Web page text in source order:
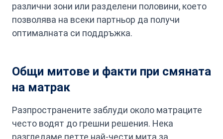
различни зони или разделени половини, което
позволява на всеки партньор да получи
оптималната си поддръжка.
Общи митове и факти при смяната
на матрак
Разпространените заблуди около матраците
често водят до грешни решения. Нека
разгледаме петте най-чести мита за